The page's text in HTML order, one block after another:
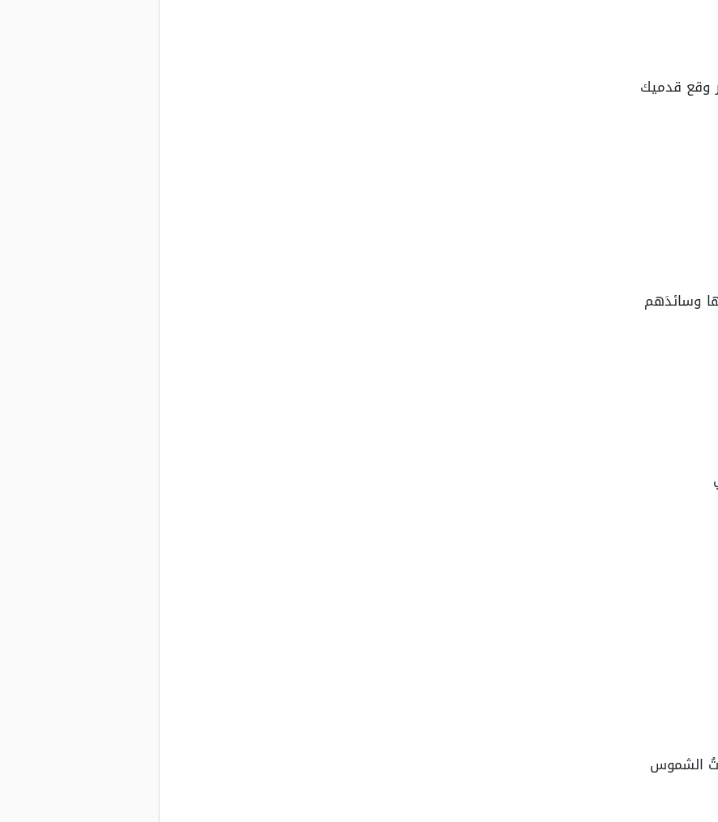
وقع قدميك
وسائدَهم
الشموس